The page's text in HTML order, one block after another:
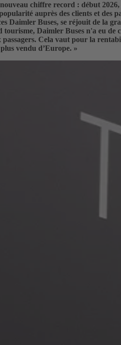
chiffre record : début
auprès des clients et
Buses, se réjouit de la
Daimler Buses n'a eu
Cela vaut pour la
vendu d’Europe. »